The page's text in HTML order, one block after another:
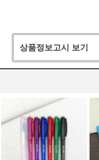
상품정보고시 보기